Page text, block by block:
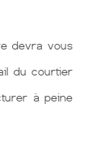
devra vous
du courtier
à peine